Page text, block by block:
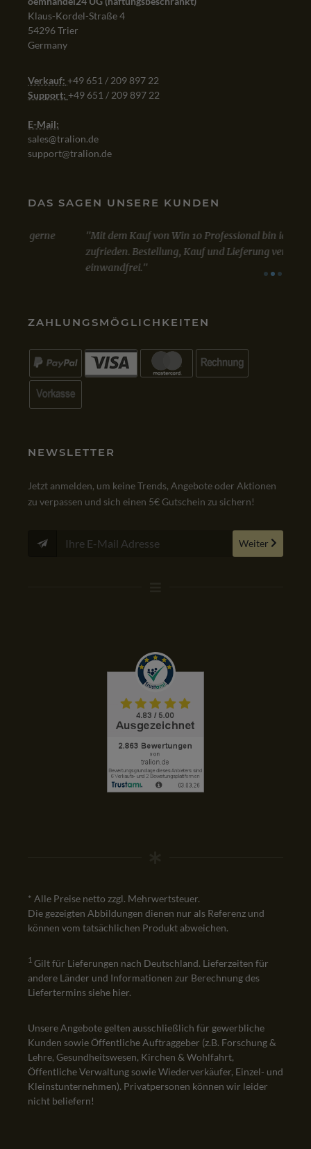
Klaus-Kordel-Straße 4
54296 Trier
Germany
Verkauf: +49 651 / 209 897 22
Support: +49 651 / 209 897 22
E-Mail:
sales@tralion.de
support@tralion.de
DAS SAGEN UNSERE KUNDEN
Mit dem Kauf von Win 10 Professional bin ich sehr
zufrieden. Bestellung, Kauf und Lieferung verliefen
ZAHLUNGSMÖGLICHKEITEN
NEWSLETTER
Jetzt anmelden, um keine Trends, Angebote oder Aktionen
zu verpassen und sich einen 5€ Gutschein zu sichern!
Weiter
* Alle Preise netto zzgl. Mehrwertsteuer.
Die gezeigten Abbildungen dienen nur als Referenz und
können vom tatsächlichen Produkt abweichen.
1 Gilt für Lieferungen nach Deutschland. Lieferzeiten für
andere Länder und Informationen zur Berechnung des
Liefertermins siehe hier
Unsere Angebote gelten ausschließlich für gewerbliche
Kunden sowie Öffentliche Auftraggeber (z.B. Forschung &
Lehre, Gesundheitswesen, Kirchen & Wohlfahrt,
Öffentliche Verwaltung sowie Wiederverkäufer, Einzel- und
Kleinstunternehmen). Privatpersonen können wir leider
nicht beliefern!